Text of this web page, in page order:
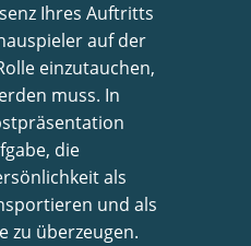
Ihres Auftritts
auf der
einzutauchen,
muss. In
die
als
und als
zu überzeugen.